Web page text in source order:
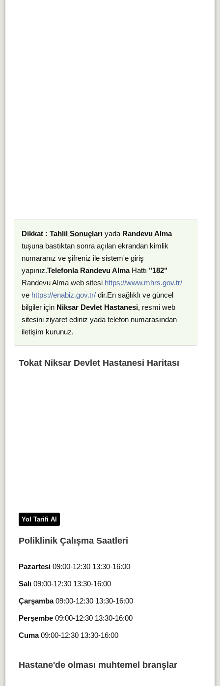
Dikkat : Tahlil Sonuçlarıyada Randevu Alma
tuşuna bastıktan sonra açılan ekrandan kimlik
numaranız ve şifreniz ile sistem'e giriş
yapınız.Telefonla Randevu AlmaHattı "182"
Randevu Alma web sitesi https://www.mhrs.gov.tr/
ve https://enabiz.gov.tr/dir.En sağlıklı ve güncel
bilgiler için Niksar Devlet Hastanesi, resmi web
sitesini ziyaret ediniz yada telefon numarasından
iletişim kurunuz.
Tokat Niksar Devlet Hastanesi Haritası
Yol Tarifi Al
Poliklinik Çalışma Saatleri
Pazartesi09:00-12:30 13:30-16:00
Salı09:00-12:30 13:30-16:00
Çarşamba09:00-12:30 13:30-16:00
Perşembe09:00-12:30 13:30-16:00
Cuma09:00-12:30 13:30-16:00
Hastane'de olması muhtemel branşlar